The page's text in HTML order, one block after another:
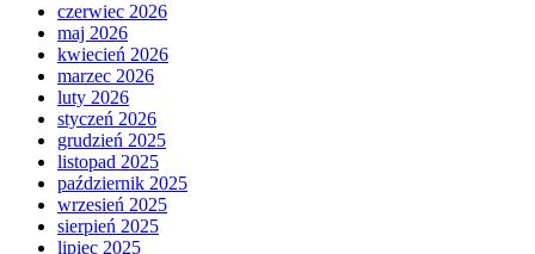
czerwiec 2026
maj 2026
kwiecień 2026
marzec 2026
luty 2026
styczeń 2026
grudzień 2025
listopad 2025
październik 2025
wrzesień 2025
sierpień 2025
lipiec 2025